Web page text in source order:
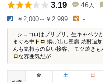
3.19 46 人
￥2,000～￥2,999 -
...シロコロはプリプリ、生キャベツ
まぐろ中 トロ 揚げ出し豆腐 焼酎追
んも気持ちの良い接客。 モツ焼き
ロな雰囲気だが...
金 土 日